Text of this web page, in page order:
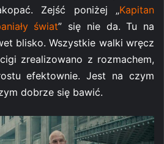
Zejść poniżej „Kapitan
świat” się nie da. Tu na
blisko. Wszystkie walki wręcz
zrealizowano z rozmachem,
efektownie. Jest na czym
dobrze się bawić.